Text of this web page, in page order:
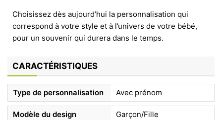
Choisissez dès aujourd’hui la personnalisation qui
correspond à votre style et à l’univers de votre bébé,
pour un souvenir qui durera dans le temps.
CARACTÉRISTIQUES
Type de personnalisation Avec prénom
Modèle du design Garçon/Fille